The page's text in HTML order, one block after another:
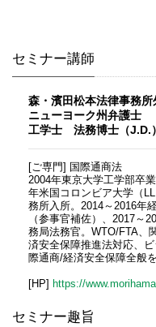
セミナー講師
森・濱田松本法律事務
ニューヨーク州弁護士
工学士 法務博士（
[ご専門] 国際通商法
2004年東京大学工学部卒
年米国コロンビア大学（
務所入所。2014～2016年
（参事官補佐）、2017～
務局法務官。WTO/FTA、
済安全保障推進法対応、
際通商/経済安全保障全般を
[HP] https://
セミナー趣旨